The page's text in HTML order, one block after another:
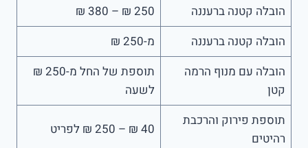
הובלה קטנה ברעננה
250 ₪ – 380 ₪
הובלה קטנה ברעננה
מ-250 ₪
הובלה עם מנוף הרמה
קטן
תוספת של החל מ-250 ₪
לשעה
תוספת פירוק והרכבת
רהיטים
40 ₪ – 250 ₪ לפריט